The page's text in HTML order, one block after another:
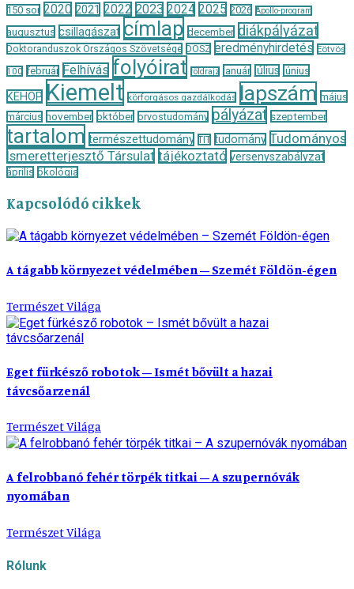
150 sor 2020 2021 2022 2023 2024 2025 2026 Apollo-program
augusztus csillagászat címlap december diákpályázat
Doktoranduszok Országos Szövetsége DOSZ eredményhirdetés Eötvös
100 február Felhívás folyóirat földrajz január július június
KEHOP Kiemelt körforgásos gazdálkodás lapszám május
március november október orvostudomány pályázat szeptember
tartalom természettudomány TIT tudomány Tudományos
Ismeretterjesztő Társulat tájékoztató versenyszabályzat
április ökológia
Kapcsolódó cikkek
A tágabb környezet védelmében – Szemét Földön-égen
Természet Világa
Eget fürkésző robotok – Ismét bővült a hazai
távcsőarzenál
Természet Világa
A felrobbanó fehér törpék titkai – A szupernóvák
nyomában
Természet Világa
Rólunk